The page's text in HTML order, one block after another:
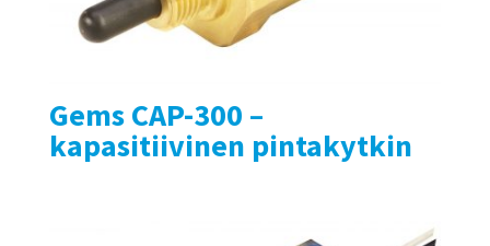
Gems CAP-300 –
kapasitiivinen pintakytkin